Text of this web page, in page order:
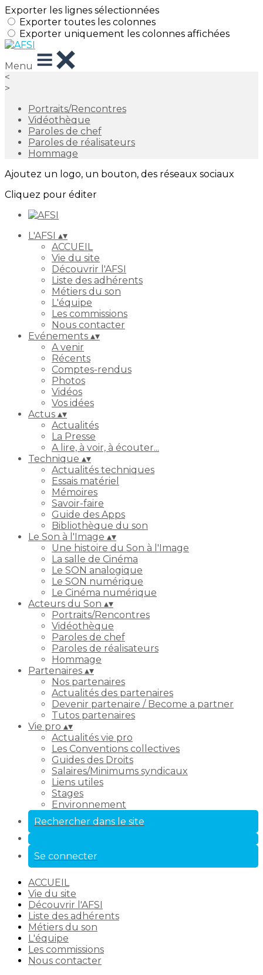
Exporter les lignes sélectionnées
Exporter toutes les colonnes
Exporter uniquement les colonnes affichées
Menu
<
>
Portraits/Rencontres
Vidéothèque
Paroles de chef
Paroles de réalisateurs
Hommage
Ajoutez un logo, un bouton, des réseaux sociaux
Cliquez pour éditer
L'AFSI ▴▾
ACCUEIL
Vie du site
Découvrir l'AFSI
Liste des adhérents
Métiers du son
L'équipe
Les commissions
Nous contacter
Evénements ▴▾
A venir
Récents
Comptes-rendus
Photos
Vidéos
Vos idées
Actus ▴▾
Actualités
La Presse
A lire, à voir, à écouter...
Technique ▴▾
Actualités techniques
Essais matériel
Mémoires
Savoir-faire
Guide des Apps
Bibliothèque du son
Le Son à l'Image ▴▾
Une histoire du Son à l'Image
La salle de Cinéma
Le SON analogique
Le SON numérique
Le Cinéma numérique
Acteurs du Son ▴▾
Portraits/Rencontres
Vidéothèque
Paroles de chef
Paroles de réalisateurs
Hommage
Partenaires ▴▾
Nos partenaires
Actualités des partenaires
Devenir partenaire / Become a partner
Tutos partenaires
Vie pro ▴▾
Actualités vie pro
Les Conventions collectives
Guides des Droits
Salaires/Minimums syndicaux
Liens utiles
Stages
Environnement
Rechercher dans le site
Se connecter
ACCUEIL
Vie du site
Découvrir l'AFSI
Liste des adhérents
Métiers du son
L'équipe
Les commissions
Nous contacter